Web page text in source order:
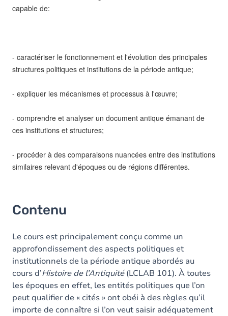
capable de:
- caractériser le fonctionnement et l'évolution des principales
structures politiques et institutions de la période antique;
- expliquer les mécanismes et processus à l'œuvre;
- comprendre et analyser un document antique émanant de
ces institutions et structures;
- procéder à des comparaisons nuancées entre des institutions
similaires relevant d'époques ou de régions différentes.
Contenu
Le cours est principalement conçu comme un
approfondissement des aspects politiques et
institutionnels de la période antique abordés au
cours d’Histoire de l’Antiquité(LCLAB 101). À toutes
les époques en effet, les entités politiques que l’on
peut qualifier de « cités » ont obéi à des règles qu’il
importe de connaître si l’on veut saisir adéquatement